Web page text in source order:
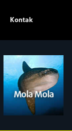
Kontak